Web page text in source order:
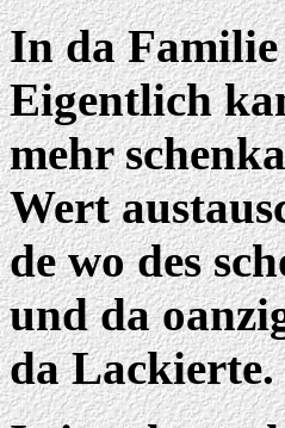
In da Familie
Eigentlich
mehr
Wert
de wo des
und da
da Lackierte.